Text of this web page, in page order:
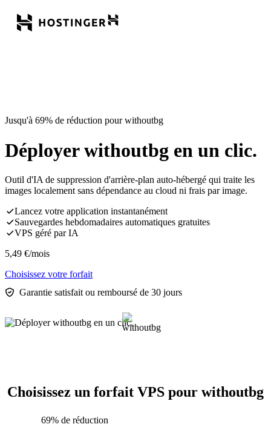
Jusqu'à 69% de réduction pour withoutbg
Déployer withoutbg en un clic.
Outil d'IA de suppression d'arrière-plan auto-hébergé qui traite les
images localement sans dépendance au cloud ni frais par image.
Lancez votre application instantanément
Sauvegardes hebdomadaires automatiques gratuites
VPS géré par IA
5,49 €/mois
Choisissez votre forfait
Garantie satisfait ou remboursé de 30 jours
Choisissez un forfait VPS pour withoutbg
69% de réduction